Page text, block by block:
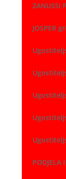
ZANUSSI
JOSPER
PODJELA